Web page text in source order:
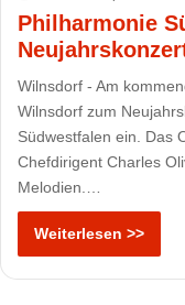
Philharmonie
Wilnsdorf - Am
Wilnsdorf zum
Südwestfalen ein. Das
Chefdirigent Charles
Melodien.…
Weiterlesen >>